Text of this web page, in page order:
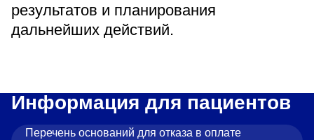
результатов и планирования
дальнейших действий.
Информация для пациентов
Перечень оснований для отказа в оплате